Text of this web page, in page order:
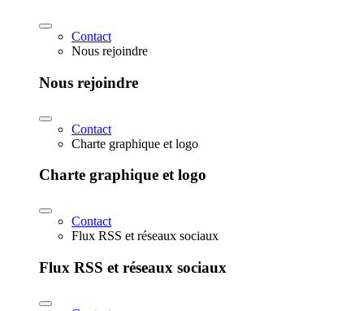
Contact
Nous rejoindre
Nous rejoindre
Contact
Charte graphique et logo
Charte graphique et logo
Contact
Flux RSS et réseaux sociaux
Flux RSS et réseaux sociaux